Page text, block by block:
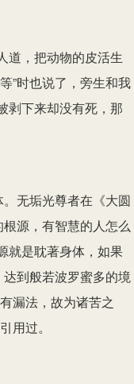
道，把动物的皮活生
”时也说了，旁生和我
剥下来却没有死，那
无垢光尊者在《大圆
源，有智慧的人怎么
就是耽著身体，如果
到般若波罗蜜多的境
漏法，故为诸苦之
用过。